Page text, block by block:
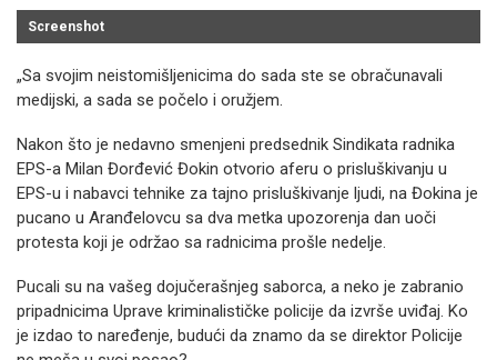
Screenshot
„Sa svojim neistomišljenicima do sada ste se obračunavali
medijski, a sada se počelo i oružjem.
Nakon što je nedavno smenjeni predsednik Sindikata radnika
EPS-a Milan Đorđević Đokin otvorio aferu o prisluškivanju u
EPS-u i nabavci tehnike za tajno prisluškivanje ljudi, na Đokina je
pucano u Aranđelovcu sa dva metka upozorenja dan uoči
protesta koji je održao sa radnicima prošle nedelje.
Pucali su na vašeg dojučerašnjeg saborca, a neko je zabranio
pripadnicima Uprave kriminalističke policije da izvrše uviđaj. Ko
je izdao to naređenje, budući da znamo da se direktor Policije